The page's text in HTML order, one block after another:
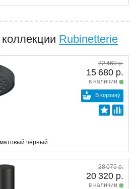
Rubinetterie
22 460 р.
15 680 р.
в наличии
В корзину
чёрный
28 075 р.
20 320 р.
в наличии